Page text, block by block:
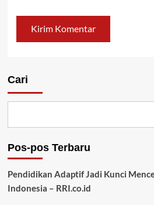
Cari
Pos-pos Terbaru
Pendidikan Adaptif Jadi Kunci
Indonesia – RRI.co.id